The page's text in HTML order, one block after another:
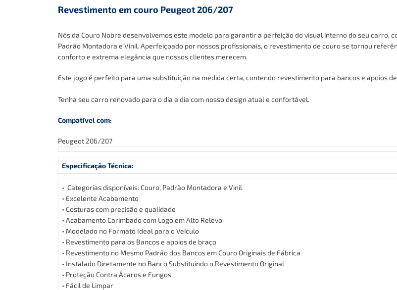
Revestimento em couro Peugeot 206/207
Nós da Couro Nobre desenvolvemos este modelo para garantir a perfeição do visual interno do seu carro,
Padrão Montadora e Vinil. Aperfeiçoado por nossos profissionais, o revestimento de couro se tornou
conforto e extrema elegância que nossos clientes merecem.
Este jogo é perfeito para uma substituição na medida certa, contendo revestimento para bancose apoios
Tenha seu carro renovado para o dia a dia com nosso design atual e confortável.
Compatível com:
Peugeot 206/207
Especificação Técnica:
• Categorias disponíveis: Couro, Padrão Montadora e Vinil
• Excelente Acabamento
• Costuras com precisão e qualidade
• Acabamento Carimbado com Logo em Alto Relevo
• Modelado no Formato Ideal para o Veículo
• Revestimento para os Bancos e apoios de braço
• Revestimento no Mesmo Padrão dos Bancos em Couro Originais de Fábrica
• Instalado Diretamente no Banco Substituindo o Revestimento Original
• Proteção Contra Ácaros e Fungos
• Fácil de Limpar